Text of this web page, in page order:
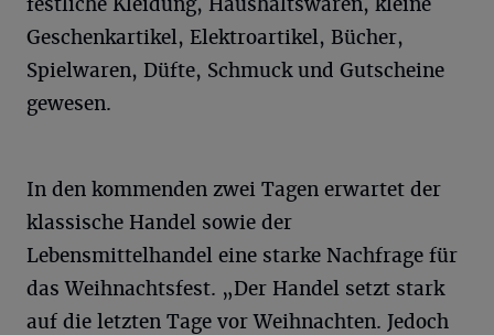
Geschenkartikel, Elektroartikel, Bücher,
Spielwaren, Düfte, Schmuck und Gutscheine
gewesen.
In den kommenden zwei Tagen erwartet der
klassische Handel sowie der
Lebensmittelhandel eine starke Nachfrage für
das Weihnachtsfest. „Der Handel setzt stark
auf die letzten Tage vor Weihnachten. Jedoch